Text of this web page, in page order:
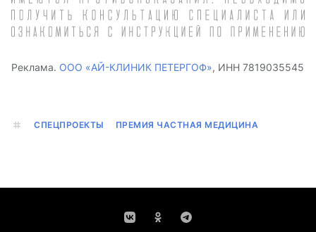
Реклама. ООО «АЙ-КЛИНИК ПЕТЕРГОФ», ИНН 7819035545
СПЕЦПРОЕКТЫ ПРЕМИЯ ЧАСТНАЯ МЕДИЦИНА